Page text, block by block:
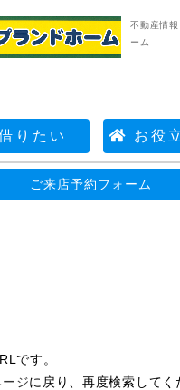
不動産情
ーム
りたい お役
ご来店予約フォーム
情報サイト | 株式会社プランドホーム
です。
ージに戻り、再度検索してく